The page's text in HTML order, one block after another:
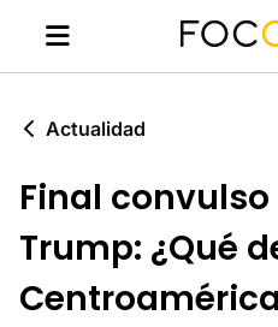
Actualidad
Final convulso
Trump: ¿Qué